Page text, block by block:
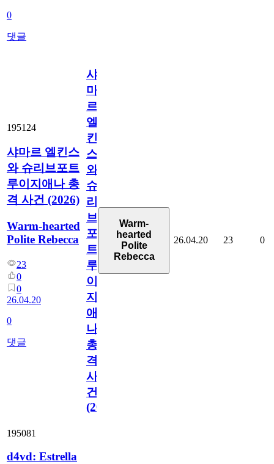
0
댓글
195124
샤마르 엘킨스
와 슈리브포트
루이지애나 총
격 사건 (2026)
Warm-hearted
Polite Rebecca
23
0
0
26.04.20
0
댓글
샤
마
르
엘
킨
스
와
슈
리
브
포
트
루
이
지
애
나
총
격
사
건
(2026)
Warm-
hearted
Polite
Rebecca
26.04.20 23 0
195081
d4vd: Estrella